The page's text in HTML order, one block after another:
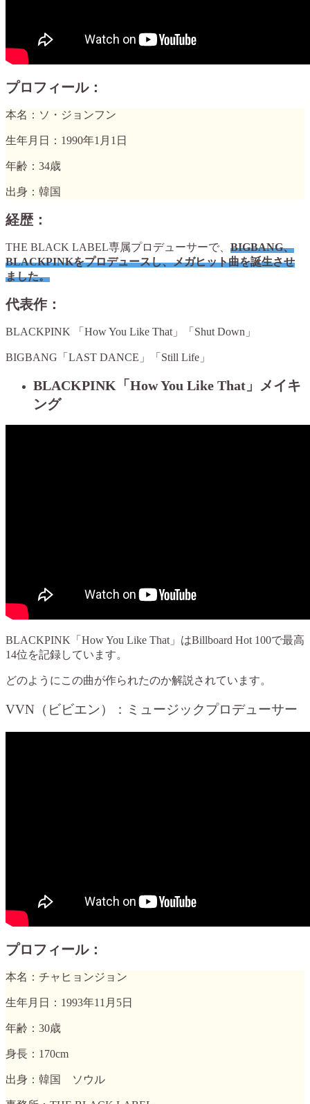
プロフィール：
本名：ソ・ジョンフン
生年月日：1990年1月1日
年齢：34歳
出身：韓国
経歴：
THE BLACK LABEL専属プロデューサーで、 BIGBANG、
BLACKPINKをプロデュースし、メガヒット曲を誕生させ
ました。
代表作：
BLACKPINK 「How You Like That」「Shut Down」
BIGBANG「LAST DANCE」「Still Life」
BLACKPINK「How You Like That」メイキ
ング
BLACKPINK「How You Like That」はBillboard Hot 100で最高
14位を記録しています。
どのようにこの曲が作られたのか解説されています。
VVN（ビビエン）：ミュージックプロデューサー
プロフィール：
本名：チャヒョンジョン
生年月日：1993年11月5日
年齢：30歳
身長：170cm
出身：韓国 ソウル